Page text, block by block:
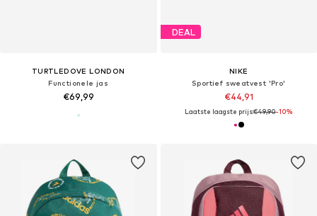
TURTLEDOVE LONDON
Functionele jas
€69,99
DEAL
NIKE
Sportief sweatvest 'Pro'
€44,91
Laatste laagste prijs:€49,90-10%